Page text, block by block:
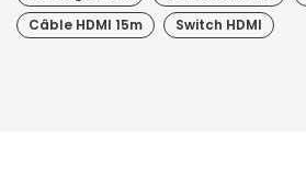
Câble HDMI 15m
Switch HDMI